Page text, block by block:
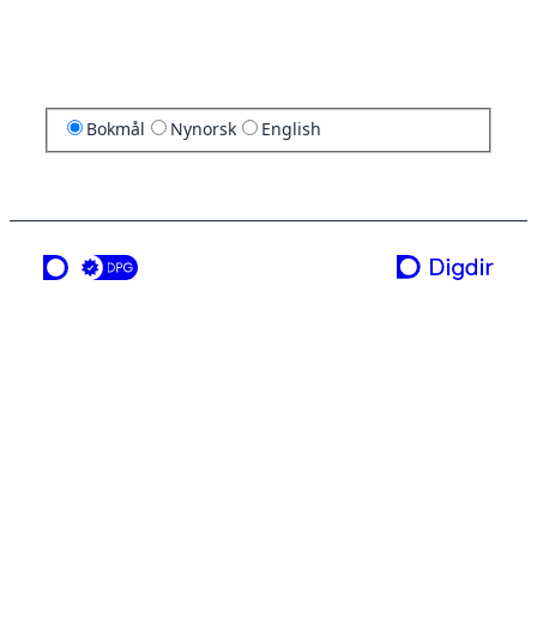
Bokmål Nynorsk English